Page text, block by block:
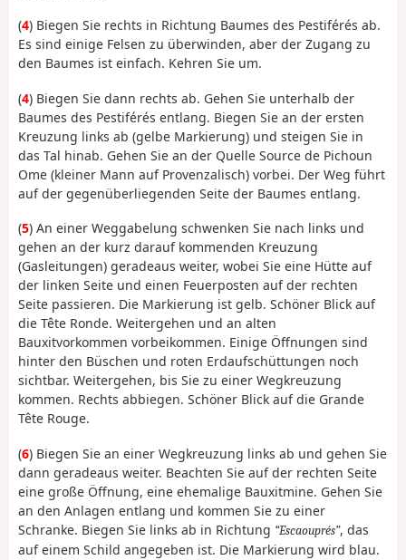
(4) Biegen Sie rechts in Richtung Baumes des Pestiférés ab.
Es sind einige Felsen zu überwinden, aber der Zugang zu
den Baumes ist einfach. Kehren Sie um.
(4) Biegen Sie dann rechts ab. Gehen Sie unterhalb der
Baumes des Pestiférés entlang. Biegen Sie an der ersten
Kreuzung links ab (gelbe Markierung) und steigen Sie in
das Tal hinab. Gehen Sie an der Quelle Source de Pichoun
Ome (kleiner Mann auf Provenzalisch) vorbei. Der Weg führt
auf der gegenüberliegenden Seite der Baumes entlang.
(5) An einer Weggabelung schwenken Sie nach links und
gehen an der kurz darauf kommenden Kreuzung
(Gasleitungen) geradeaus weiter, wobei Sie eine Hütte auf
der linken Seite und einen Feuerposten auf der rechten
Seite passieren. Die Markierung ist gelb. Schöner Blick auf
die Tête Ronde. Weitergehen und an alten
Bauxitvorkommen vorbeikommen. Einige Öffnungen sind
hinter den Büschen und roten Erdaufschüttungen noch
sichtbar. Weitergehen, bis Sie zu einer Wegkreuzung
kommen. Rechts abbiegen. Schöner Blick auf die Grande
Tête Rouge.
(6) Biegen Sie an einer Wegkreuzung links ab und gehen Sie
dann geradeaus weiter. Beachten Sie auf der rechten Seite
eine große Öffnung, eine ehemalige Bauxitmine. Gehen Sie
an den Anlagen entlang und kommen Sie zu einer
Schranke. Biegen Sie links ab in Richtung Escaouprés , das
auf einem Schild angegeben ist. Die Markierung wird blau.